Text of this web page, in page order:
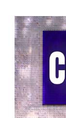
View
Larger
Image